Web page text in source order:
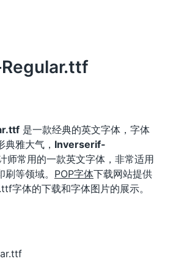
是一款经典的英文字体，字体
雅大气， Inverserif-
师常用的一款英文字体，非常适用
等领域。 POP字体下载网站提供
字体的下载和字体图片的展示。